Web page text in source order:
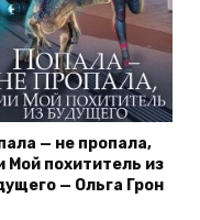
— не пропала,
Мой похититель из
— Ольга Грон